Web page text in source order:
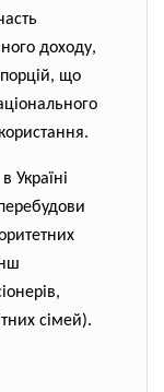
доходу,
що
Україні
сімей).